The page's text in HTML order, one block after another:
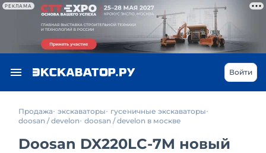
РЕКЛАМА
Войти
Продажа экскаваторы
гусеничные экскаваторы
doosan / develon doosan / develon в москве
Doosan DX220LC-7M новый